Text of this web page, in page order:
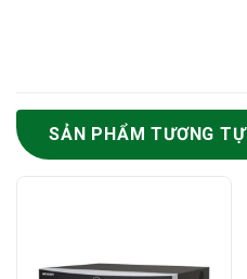
SẢN PHẨM TƯƠNG TỰ